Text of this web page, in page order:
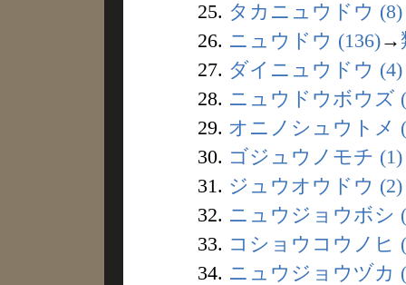
25. タカニュウドウ (8)
26. ニュウドウ (136)→
27. ダイニュウドウ (4)
28. ニュウドウボウズ
29. オニノシュウトメ
30. ゴジュウノモチ (1)
31. ジュウオウドウ (2)
32. ニュウジョウボシ
33. コショウコウノヒ
34. ニュウジョウヅカ